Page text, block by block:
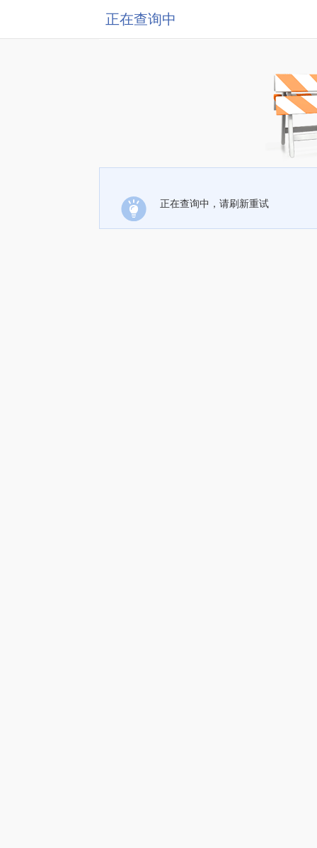
正在查询中
正在查询中，请刷新重试